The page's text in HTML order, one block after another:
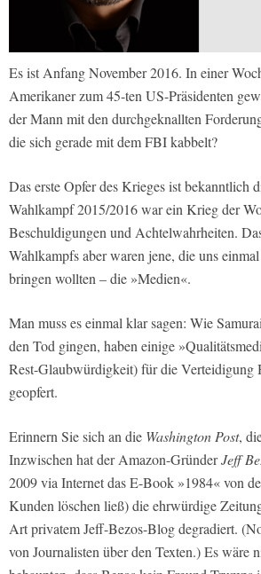
Es ist Anfang November 2016. In einer
Amerikaner zum 45-ten US-Präsidenten
der Mann mit den durchgeknallten
die sich gerade mit dem FBI kabbelt?
Das erste Opfer des Krieges ist bekanntlich
Wahlkampf 2015/2016 war ein Krieg der
Beschuldigungen und Achtelwahrheiten.
Wahlkampfs aber waren jene, die uns
bringen wollten – die »Medien«.
Man muss es einmal klar sagen: Wie
den Tod gingen, haben einige
Rest-Glaubwürdigkeit) für die
geopfert.
Erinnern Sie sich an die Washington Post,
Inzwischen hat der Amazon-GründerJeff
2009 via Internet das E-Book »1984« von
Kunden löschen ließ) die ehrwürdige
Art privatem Jeff-Bezos-Blog degradiert.
von Journalisten über den Texten.) Es wäre